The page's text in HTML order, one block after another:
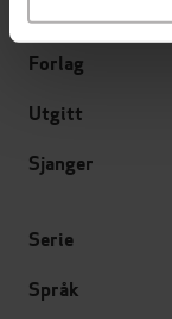
Forfattere
Forlag
Utgitt
Sjanger
Serie
Språk